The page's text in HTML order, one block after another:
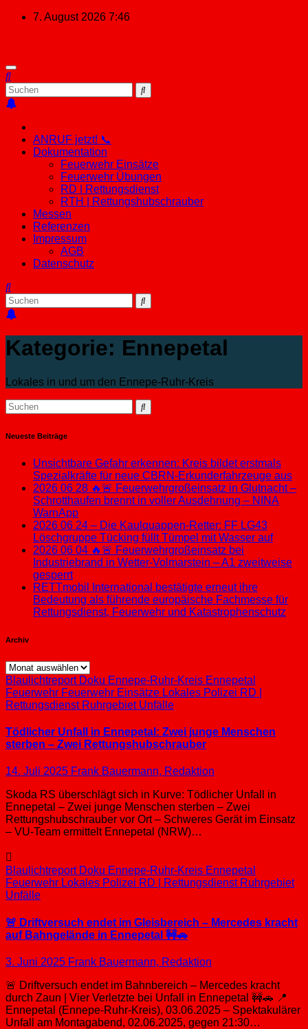
Zum
7. August 2026 7:46
ANRUF jetzt! 📞
Dokumentation
Feuerwehr Einsätze
Feuerwehr Übungen
RD | Rettungsdienst
RTH | Rettungshubschrauber
Messen
Referenzen
Impressum
AGB
Datenschutz
Kategorie: Ennepetal
Lokales in und um den Ennepe-Ruhr-Kreis
Neueste Beiträge
Unsichtbare Gefahr erkennen: Kreis bildet erstmals
Spezialkräfte für neue CBRN-Erkunderfahrzeuge aus
2026 06 28 🔥🚨 Feuerwehrgroßeinsatz in Glutnacht –
Schrotthaufen brennt in voller Ausdehnung – NINA
WarnApp
2026 06 24 – Die Kaulquappen-Retter: FF LG43
Löschgruppe Tücking füllt Tümpel mit Wasser auf
2026 06 04 🔥🚨 Feuerwehrgroßeinsatz bei
Industriebrand in Wetter-Volmarstein – A1 zweitweise
gesperrt
RETTmobil International bestätigte erneut ihre
Bedeutung als führende europäische Fachmesse für
Rettungsdienst, Feuerwehr und Katastrophenschutz
Archiv
Archiv
Blaulichtreport Doku Ennepe-Ruhr-Kreis Ennepetal
Feuerwehr Feuerwehr Einsätze Lokales Polizei RD |
Rettungsdienst Ruhrgebiet Unfälle
Tödlicher Unfall in Ennepetal: Zwei junge Menschen
sterben – Zwei Rettungshubschrauber
14. Juli 2025 Frank Bauermann, Redaktion
Skoda RS überschlägt sich in Kurve: Tödlicher Unfall in
Ennepetal – Zwei junge Menschen sterben – Zwei
Rettungshubschrauber vor Ort – Schweres Gerät im Einsatz
– VU-Team ermittelt Ennepetal (NRW)…
Blaulichtreport Doku Ennepe-Ruhr-Kreis Ennepetal
Feuerwehr Lokales Polizei RD | Rettungsdienst Ruhrgebiet
Unfälle
🚨 Driftversuch endet im Gleisbereich – Mercedes kracht
auf Bahngelände in Ennepetal 🚧🚗
3. Juni 2025 Frank Bauermann, Redaktion
🚨 Driftversuch endet im Bahnbereich – Mercedes kracht
durch Zaun | Vier Verletzte bei Unfall in Ennepetal 🚧🚗 📍
Ennepetal (Ennepe-Ruhr-Kreis), 03.06.2025 – Spektakulärer
Unfall am Montagabend, 02.06.2025, gegen 21:30…